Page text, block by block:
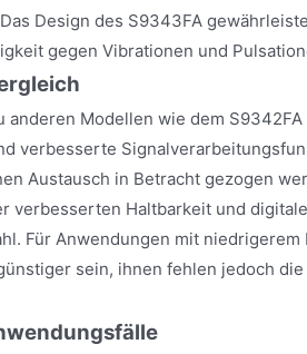
Design des S9343FA
gegen Vibrationen und
anderen Modellen wie dem
verbesserte
Austausch in Betracht gezogen
verbesserten Haltbarkeit und
Für Anwendungen mit
sein, ihnen fehlen jedoch